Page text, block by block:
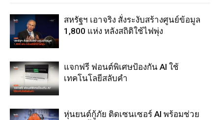
สหรัฐฯ เอาจริง สั่งระงับสร้างศูนย์ข้อมูล
1,800 แห่ง หลังสถิติใช้ไฟพุ่ง
แจกฟรี ฟอนต์พิเศษป้องกัน AI ใช้
เทคโนโลยีสลับคำ
หุ่นยนต์กู้ภัย ติดเซนเซอร์ AI พร้อมช่วย